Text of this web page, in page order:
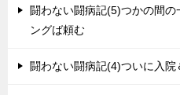
闘わない闘病記(5)つかの間
ングば頼む
闘わない闘病記(4)ついに入院